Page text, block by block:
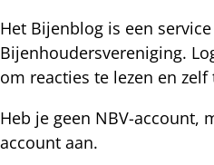
Het Bijenblog is een
Bijenhoudersvereniging.
om reacties te lezen en zelf
Heb je geen NBV-account,
account aan.